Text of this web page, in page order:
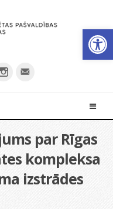
par Rīgas
kompleksa
izstrādes